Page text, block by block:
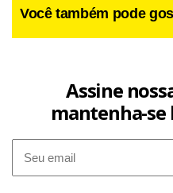
Você também pode
Assine
mantenha-